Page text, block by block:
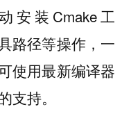
安装Cmake工
路径等操作，一
使用最新编译器
支持。